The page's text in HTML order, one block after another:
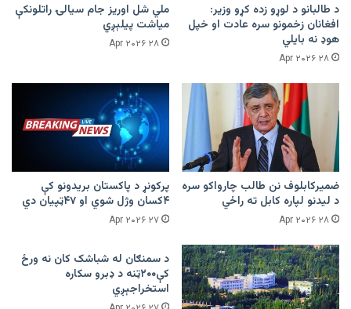
د طالبانو د لوړو زده کړو وزیر:
افغانان زخمونو سره عادت او خپل
هوډ نه بایلي
۲۸ Apr ۲۰۲۶
ملي شل اوریز جام سیالۍ راتلونکې
میاشت پیلېږي
۲۸ Apr ۲۰۲۶
ضمیرکابلوف نن طالب چارواکو سره
د لیدنو لپاره کابل ته راځي
۲۸ Apr ۲۰۲۶
پرکونړ د پاکستان بریدونو کې
۴کسان وژل شوي او ۴۷ټپیان دي
۲۷ Apr ۲۰۲۶
د سمنګان له شباشک کان نه ورځ
کې۲۰۰ټنه د ډبرو سکاره
استخراجېږي